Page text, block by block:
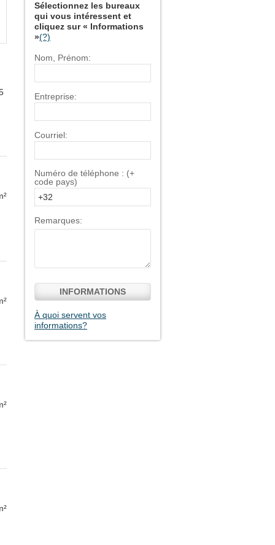
Sélectionnez les bureaux
qui vous intéressent et
cliquez sur « Informations
»(?)
Nom, Prénom:
Entreprise:
Courriel:
Numéro de téléphone : (+
code pays)
Remarques:
INFORMATIONS
À quoi servent vos
informations?